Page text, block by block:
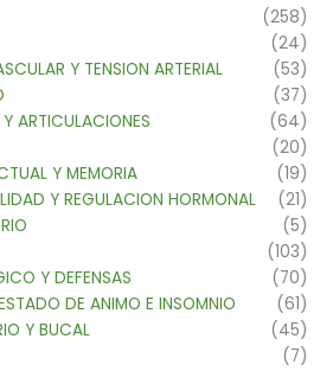
(258)
(24)
Y TENSION ARTERIAL
(53)
(37)
ARTICULACIONES
(64)
(20)
Y MEMORIA
(19)
Y REGULACION HORMONAL
(21)
(5)
(103)
Y DEFENSAS
(70)
DE ANIMO E INSOMNIO
(61)
Y BUCAL
(45)
(7)